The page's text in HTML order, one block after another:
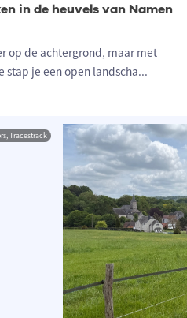
in de heuvels van Namen
op de achtergrond, maar met
stap je een open landscha...
Tracestrack